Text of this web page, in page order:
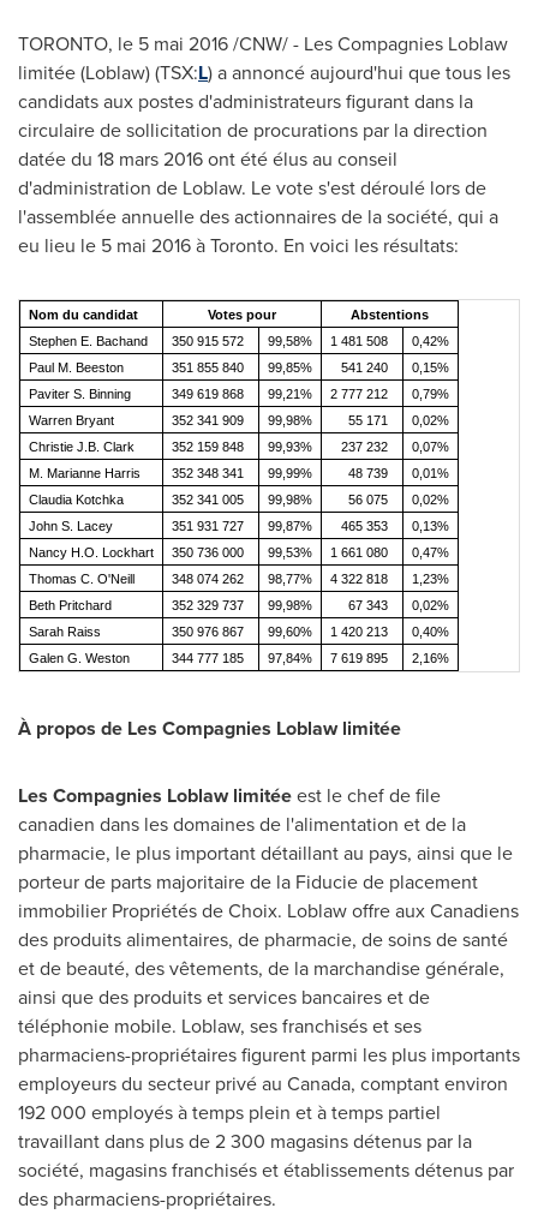
TORONTO, le 5 mai 2016 /CNW/ - Les Compagnies Loblaw
limitée (Loblaw) (TSX:L) a annoncé aujourd'hui que tous les
candidats aux postes d'administrateurs figurant dans la
circulaire de sollicitation de procurations par la direction
datée du 18 mars 2016 ont été élus au conseil
d'administration de Loblaw. Le vote s'est déroulé lors de
l'assemblée annuelle des actionnaires de la société, qui a
eu lieu le 5 mai 2016 àToronto. En voici les résultats:
Nom du candidat Votes pour
Abstentions
Stephen E. Bachand
350 915 572 99,58% 1 481 508
0,42%
Paul M. Beeston
351 855 840 99,85% 541 240
0,15%
Paviter S. Binning
349 619 868 99,21% 2 777 212
0,79%
Warren Bryant
352 341 909 99,98% 55 171
0,02%
Christie J.B. Clark
352 159 848 99,93% 237 232
0,07%
M. Marianne Harris
352 348 341 99,99% 48 739
0,01%
Claudia Kotchka
352 341 005 99,98% 56 075
0,02%
John S. Lacey
351 931 727 99,87% 465 353
0,13%
Nancy H.O. Lockhart
350 736 000 99,53% 1 661 080
0,47%
Thomas C. O'Neill
348 074 262 98,77% 4 322 818
1,23%
Beth Pritchard
352 329 737 99,98% 67 343
0,02%
Sarah Raiss
350 976 867 99,60% 1 420 213
0,40%
Galen G. Weston
344 777 185 97,84% 7 619 895 2,16%
À propos de Les Compagnies Loblaw limitée
Les Compagnies Loblaw limitéeest le chef de file
canadien dans les domaines de l'alimentation et de la
pharmacie, le plus important détaillant au pays, ainsi que le
porteur de parts majoritaire de la Fiducie de placement
immobilier Propriétés de Choix. Loblaw offre aux Canadiens
des produits alimentaires, de pharmacie, de soins de santé
et de beauté, des vêtements, de la marchandise générale,
ainsi que des produits et services bancaires et de
téléphonie mobile. Loblaw, ses franchisés et ses
pharmaciens-propriétaires figurent parmi les plus importants
employeurs du secteur privé au Canada, comptant environ
192 000 employés à temps plein et à temps partiel
travaillant dans plus de 2 300 magasins détenus par la
société, magasins franchisés et établissements détenus par
des pharmaciens-propriétaires.